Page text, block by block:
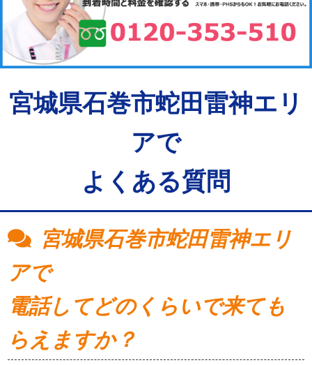
宮城県石巻市蛇田雷神エリ
アで
よくある質問
宮城県石巻市蛇田雷神エリ
アで
電話してどのくらいで来ても
らえますか？